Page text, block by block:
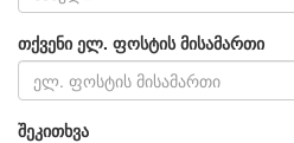
თქვენი ელ. ფოსტის მისამართი
შეკითხვა